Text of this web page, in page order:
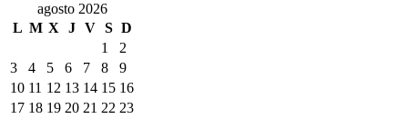
agosto 2026
L M X J V S D
1
2
3
4 5 6 7 8
9
10 11 12 13 14 15 16
17 18 19 20 21 22 23